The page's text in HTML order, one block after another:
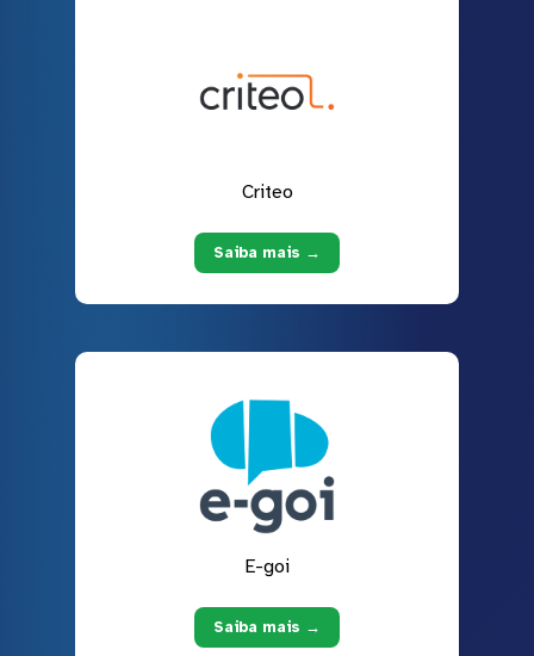
Criteo
Saiba mais →
E-goi
Saiba mais →